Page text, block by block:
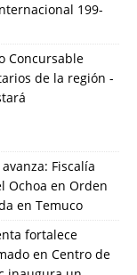
199-
Concursable
de la región -
Fiscalía
Ochoa en Orden
en Temuco
fortalece
en Centro de